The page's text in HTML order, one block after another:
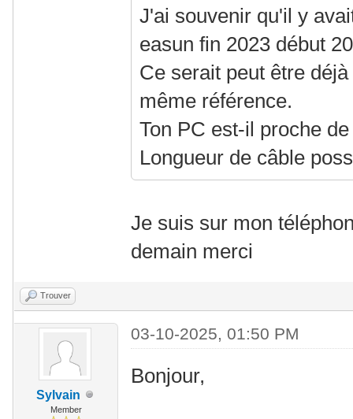
J'ai souvenir qu'il y
easun fin 2023 début
Ce serait peut être
même référence.
Ton PC est-il proche
Longueur de câble
Je suis sur mon
demain merci
Trouver
Sylvain
Member
03-10-2025, 01:50 PM
Bonjour,